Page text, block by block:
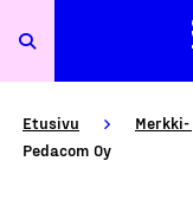
Etusivu
Pedacom Oy